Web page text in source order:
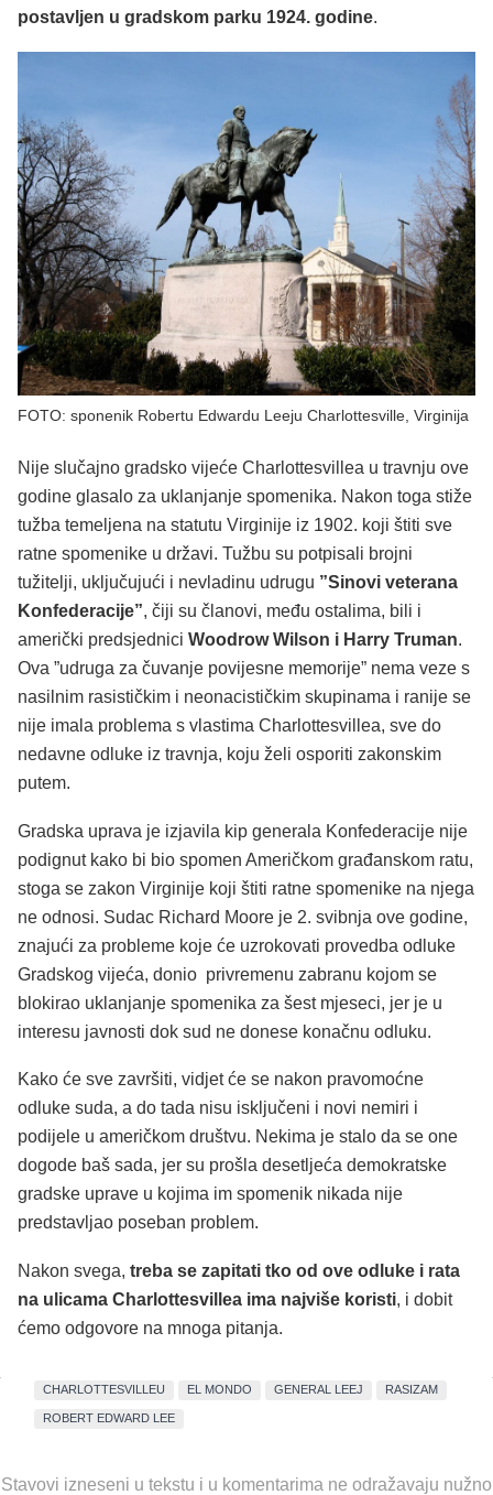
postavljen u gradskom parku 1924. godine.
FOTO: sponenik Robertu Edwardu Leeju Charlottesville, Virginija
Nije slučajno gradsko vijeće Charlottesvillea u travnju ove
godine glasalo za uklanjanje spomenika. Nakon toga stiže
tužba temeljena na statutu Virginije iz 1902. koji štiti sve
ratne spomenike u državi. Tužbu su potpisali brojni
tužitelji, uključujući i nevladinu udrugu ”Sinovi veterana
Konfederacije”, čiji su članovi, među ostalima, bili i
američki predsjednici Woodrow Wilson i Harry Truman.
Ova ”udruga za čuvanje povijesne memorije” nema veze s
nasilnim rasističkim i neonacističkim skupinama i ranije se
nije imala problema s vlastima Charlottesvillea, sve do
nedavne odluke iz travnja, koju želi osporiti zakonskim
putem.
Gradska uprava je izjavila kip generala Konfederacije nije
podignut kako bi bio spomen Američkom građanskom ratu,
stoga se zakon Virginije koji štiti ratne spomenike na njega
ne odnosi. Sudac Richard Moore je 2. svibnja ove godine,
znajući za probleme koje će uzrokovati provedba odluke
Gradskog vijeća, donio privremenu zabranu kojom se
blokirao uklanjanje spomenika za šest mjeseci, jer je u
interesu javnosti dok sud ne donese konačnu odluku.
Kako će sve završiti, vidjet će se nakon pravomoćne
odluke suda, a do tada nisu isključeni i novi nemiri i
podijele u američkom društvu. Nekima je stalo da se one
dogode baš sada, jer su prošla desetljeća demokratske
gradske uprave u kojima im spomenik nikada nije
predstavljao poseban problem.
Nakon svega, treba se zapitati tko od ove odluke i rata
na ulicama Charlottesvillea ima najviše koristi, i dobit
ćemo odgovore na mnoga pitanja.
CHARLOTTESVILLEU EL MONDO GENERAL LEEJ RASIZAM
ROBERT EDWARD LEE
Stavovi izneseni u tekstu i u komentarima ne odražavaju nužno